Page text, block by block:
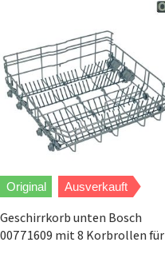
Original Ausverkauft
Geschirrkorb unten Bosch
00771609 mit 8 Korbrollen für